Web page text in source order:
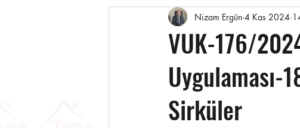
VUK-176/
Uygulaması-
Sirküler
Nizam Ergün 4 Kas 2024